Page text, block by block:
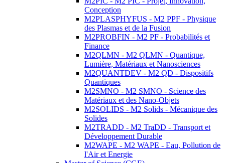
Conception
M2PLASPHYFUS - M2 PPF - Physique
des Plasmas et de la Fusion
M2PROBFIN - M2 PF - Probabilités et
Finance
M2QLMN - M2 QLMN - Quantique,
Lumière, Matériaux et Nanosciences
M2QUANTDEV - M2 QD - Dispositifs
Quantiques
M2SMNO - M2 SMNO - Science des
Matériaux et des Nano-Objets
M2SOLIDS - M2 Solids - Mécanique des
Solides
M2TRADD - M2 TraDD - Transport et
Développement Durable
M2WAPE - M2 WAPE - Eau, Pollution de
l'Air et Energie